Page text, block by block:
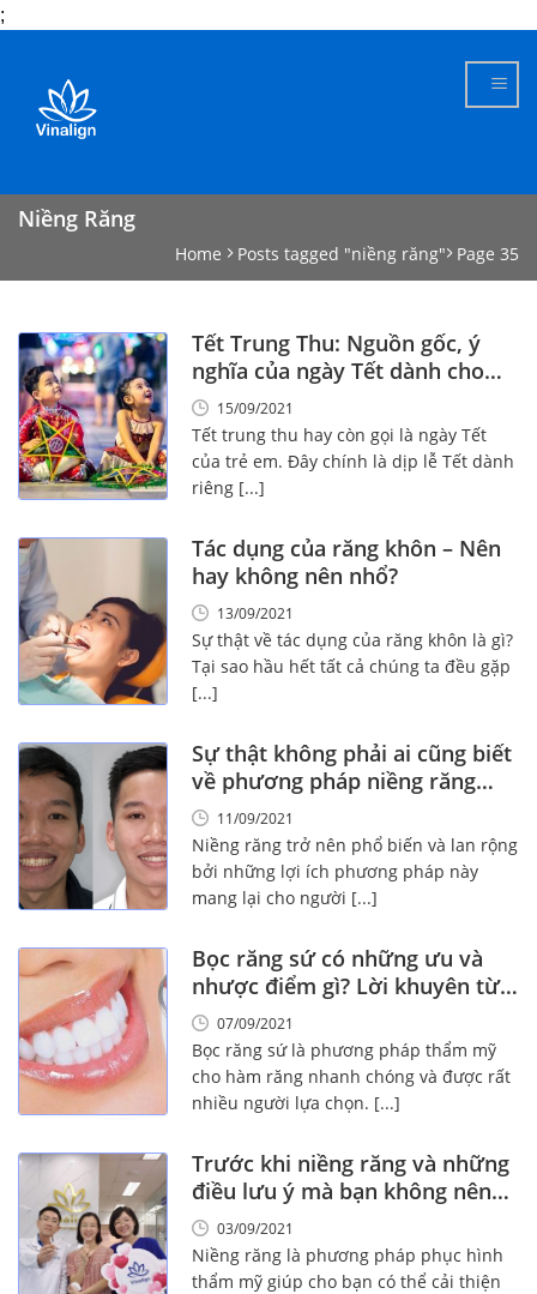
;
content
Niềng Răng
Home Posts tagged "niềng răng" Page 35
Tết Trung Thu: Nguồn gốc, ý
nghĩa của ngày Tết dành cho
trẻ em!
15/09/2021
Tết trung thu hay còn gọi là ngày Tết
của trẻ em. Đây chính là dịp lễ Tết dành
riêng [...]
Tác dụng của răng khôn – Nên
hay không nên nhổ?
13/09/2021
Sự thật về tác dụng của răng khôn là gì?
Tại sao hầu hết tất cả chúng ta đều gặp
[...]
Sự thật không phải ai cũng biết
về phương pháp niềng răng
mắc cài!
11/09/2021
Niềng răng trở nên phổ biến và lan rộng
bởi những lợi ích phương pháp này
mang lại cho người [...]
Bọc răng sứ có những ưu và
nhược điểm gì? Lời khuyên từ
chuyên gia
07/09/2021
Bọc răng sứ là phương pháp thẩm mỹ
cho hàm răng nhanh chóng và được rất
nhiều người lựa chọn. [...]
Trước khi niềng răng và những
điều lưu ý mà bạn không nên
bỏ qua!
03/09/2021
Niềng răng là phương pháp phục hình
thẩm mỹ giúp cho bạn có thể cải thiện